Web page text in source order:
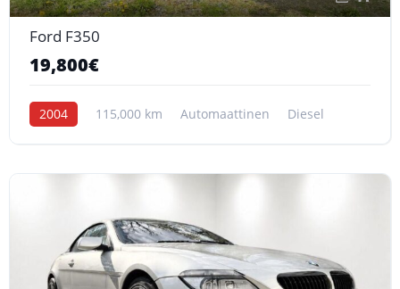
Ford F350
19,800€
2004 115,000 km Automaattinen Diesel